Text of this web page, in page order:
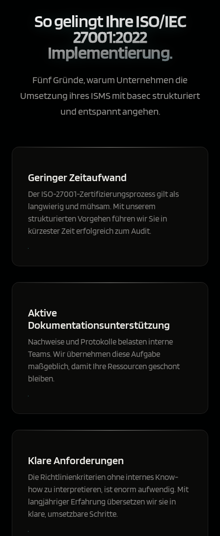
So gelingtIhre ISO/IEC
27001:2022
Implementierung.
Fünf Gründe, warum Unternehmen die
Umsetzung ihres ISMS mit basec strukturiert
und entspannt angehen.
Geringer Zeitaufwand
Der ISO-27001-Zertifizierungsprozess gilt als
langwierig und mühsam. Mit unserem
strukturierten Vorgehen führen wir Sie in
kürzester Zeit erfolgreich zum Audit.
Aktive
Dokumentationsunterstützung
Nachweise und Protokolle belasten interne
Teams. Wir übernehmen diese Aufgabe
maßgeblich, damit Ihre Ressourcen geschont
bleiben.
Klare Anforderungen
Die Richtlinienkriterien ohne internes Know-
how zu interpretieren, ist enorm aufwendig. Mit
langjähriger Erfahrung übersetzen wir sie in
klare, umsetzbare Schritte.